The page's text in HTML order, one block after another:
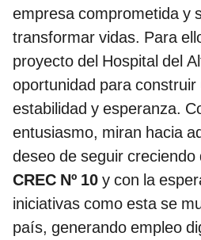
empresa comprometida y
transformar vidas. Para
proyecto del Hospital del
oportunidad para
estabilidad y esperanza.
entusiasmo, miran hacia
deseo de seguir creciendo
CREC Nº 10 y con la
iniciativas como esta se
país, generando empleo